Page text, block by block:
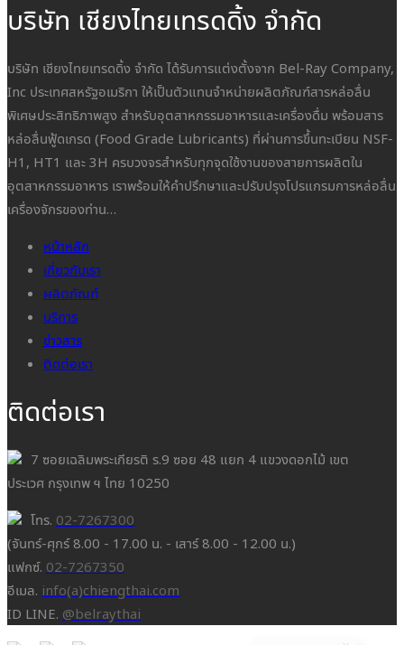
บริษัท เชียงไทยเทรดดิ้ง จำกัด
บริษัท เชียงไทยเทรดดิ้ง จำกัด ได้รับการแต่งตั้งจาก Bel-Ray Company,
Inc ประเทศสหรัฐอเมริกา ให้เป็นตัวแทนจำหน่ายผลิตภัณฑ์สารหล่อลื่น
พิเศษประสิทธิภาพสูง สำหรับอุตสาหกรรมอาหารและเครื่องดื่ม พร้อมสาร
หล่อลื่นฟู้ดเกรด (Food Grade Lubricants) ที่ผ่านการขึ้นทะเบียน NSF-
H1, HT1 และ 3H ครบวงจรสำหรับทุกจุดใช้งานของสายการผลิตใน
อุตสาหกรรมอาหาร เราพร้อมให้คำปรึกษาและปรับปรุงโปรแกรมการหล่อลื่น
เครื่องจักรของท่าน…
หน้าหลัก
เกี่ยวกับเรา
ผลิตภัณฑ์
บริการ
ข่าวสาร
ติดต่อเรา
ติดต่อเรา
7 ซอยเฉลิมพระเกียรติ ร.9 ซอย 48 แยก 4 แขวงดอกไม้ เขต
ประเวศ กรุงเทพ ฯ ไทย 10250
โทร. 02-7267300
(จันทร์-ศุกร์ 8.00 - 17.00 น. - เสาร์ 8.00 - 12.00 น.)
แฟกซ์. 02-7267350
อีเมล. info(a)chiengthai.com
ID LINE. @belraythai